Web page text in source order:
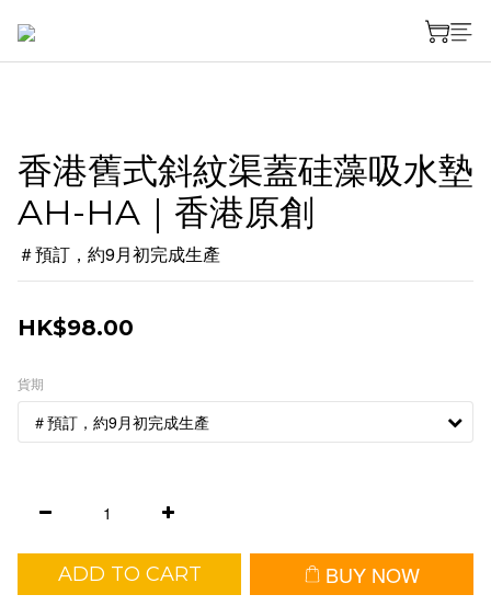
香港舊式斜紋渠蓋硅藻吸水墊
AH-HA｜香港原創
＃預訂，約9月初完成生產
HK$98.00
貨期
ADD TO CART BUY NOW